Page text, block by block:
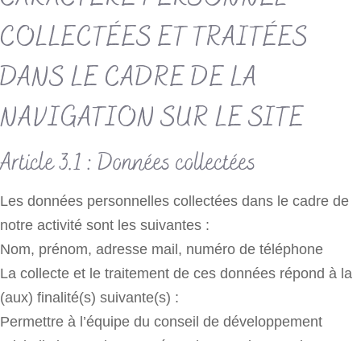
COLLECTÉES ET TRAITÉES
DANS LE CADRE DE LA
NAVIGATION SUR LE SITE
Article 3.1 : Données collectées
Les données personnelles collectées dans le cadre de
notre activité sont les suivantes :
Nom, prénom, adresse mail, numéro de téléphone
La collecte et le traitement de ces données répond à la
(aux) finalité(s) suivante(s) :
Permettre à l’équipe du conseil de développement